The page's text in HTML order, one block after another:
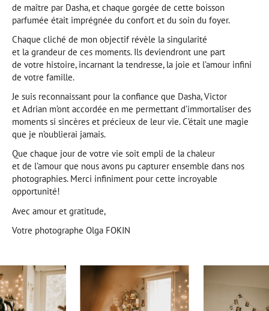
de maître par Dasha, et chaque gorgée de cette boisson
parfumée était imprégnée du confort et du soin du foyer.
Chaque cliché de mon objectif révèle la singularité
et la grandeur de ces moments. Ils deviendront une part
de votre histoire, incarnant la tendresse, la joie et l’amour infini
de votre famille.
Je suis reconnaissant pour la confiance que Dasha, Victor
et Adrian m’ont accordée en me permettant d’immortaliser des
moments si sincères et précieux de leur vie. C’était une magie
que je n’oublierai jamais.
Que chaque jour de votre vie soit empli de la chaleur
et de l’amour que nous avons pu capturer ensemble dans nos
photographies. Merci infiniment pour cette incroyable
opportunité!
Avec amour et gratitude,
Votre photographe Olga FOKIN